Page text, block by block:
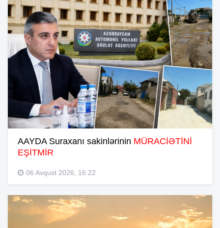
AAYDA Suraxanı sakinlərinin MÜRACİƏTİNİ
EŞİTMİR
06 Avqust 2026, 16:22